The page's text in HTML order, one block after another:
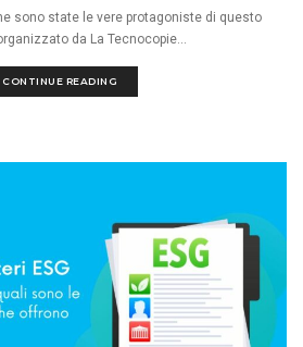
sono state le vere protagoniste di questo
da La Tecnocopie...
CONTINUE READING